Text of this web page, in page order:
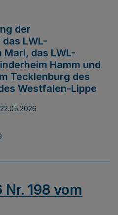
der
LWL-
das LWL-
Hamm und
Tecklenburg des
Westfalen-Lippe
22.05.2026
198 vom